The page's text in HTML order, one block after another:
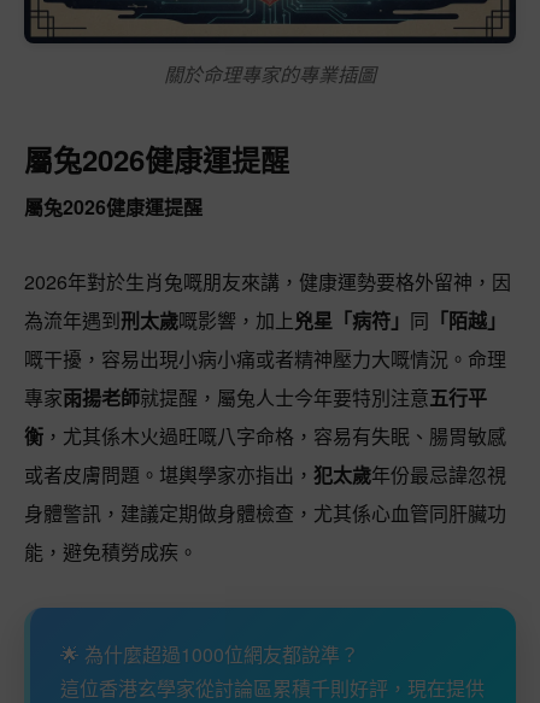
關於命理專家的專業插圖
屬兔2026健康運提醒
屬兔2026健康運提醒
2026年對於生肖兔嘅朋友來講，健康運勢要格外留神，因
為流年遇到刑太歲嘅影響，加上兇星「病符」 同 「陌越」
嘅干擾，容易出現小病小痛或者精神壓力大嘅情況。命理
專家雨揚老師就提醒，屬兔人士今年要特別注意五行平
衡 ，尤其係木火過旺嘅八字命格，容易有失眠、腸胃敏感
或者皮膚問題。堪輿學家亦指出， 犯太歲年份最忌諱忽視
身體警訊，建議定期做身體檢查，尤其係心血管同肝臟功
能，避免積勞成疾。
🌟 為什麼超過1000位網友都說準？
這位香港玄學家從討論區累積千則好評，現在提供